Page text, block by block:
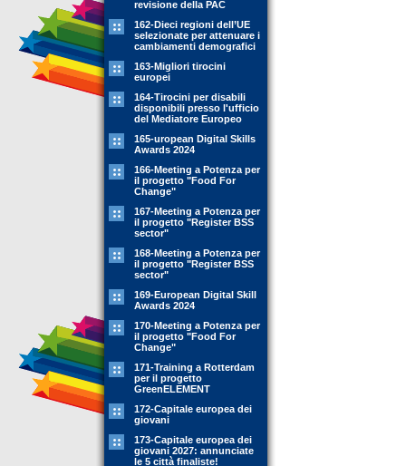
revisione della PAC
162-Dieci regioni dell’UE
selezionate per attenuare i
cambiamenti demografici
163-Migliori tirocini
europei
164-Tirocini per disabili
disponibili presso l'ufficio
del Mediatore Europeo
165-uropean Digital Skills
Awards 2024
166-Meeting a Potenza per
il progetto "Food For
Change"
167-Meeting a Potenza per
il progetto "Register BSS
sector"
168-Meeting a Potenza per
il progetto "Register BSS
sector"
169-European Digital Skill
Awards 2024
170-Meeting a Potenza per
il progetto "Food For
Change"
171-Training a Rotterdam
per il progetto
GreenELEMENT
172-Capitale europea dei
giovani
173-Capitale europea dei
giovani 2027: annunciate
le 5 città finaliste!